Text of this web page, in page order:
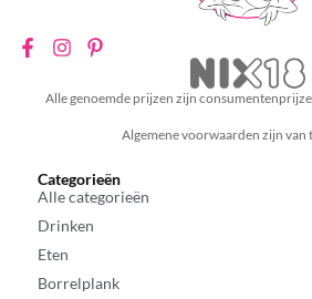
Alle genoemde prijzen zijn
Algemene voorwaarden zijn van
Categorieën
Alle categorieën
Drinken
Eten
Borrelplank